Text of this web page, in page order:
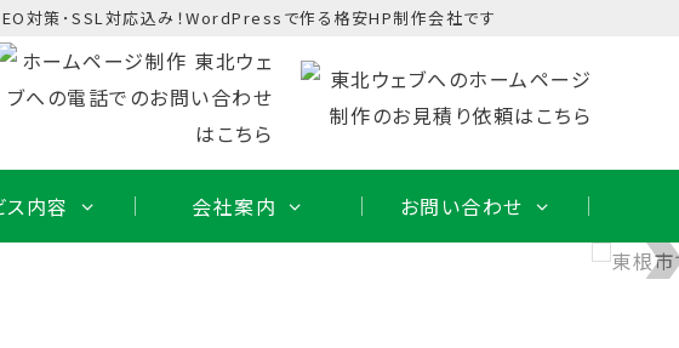
対策･SSL対応込み！WordPressで作る格安HP制作会社です
ス内容 会社案内 お問い合わせ